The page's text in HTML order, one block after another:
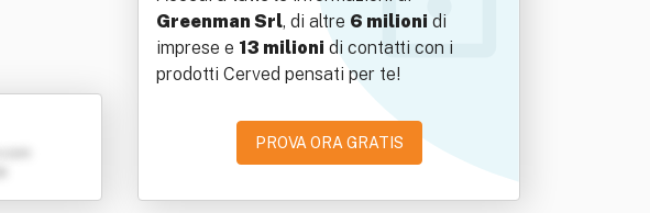
Greenman Srl, di altre 6 milioni di
imprese e 13 milioni di contatti con i
prodotti Cerved pensati per te!
PROVA ORA GRATIS